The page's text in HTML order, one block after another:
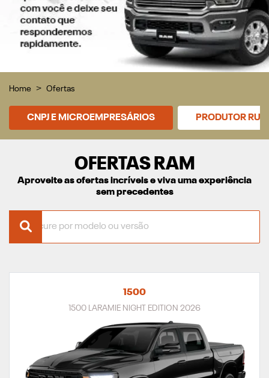
Home Ofertas
CNPJ E MICROEMPRESÁRIOS PRODUTOR
OFERTAS RAM
Aproveite as ofertas incríveis e viva uma experiência
sem precedentes
1500
1500 LARAMIE NIGHT EDITION 2026